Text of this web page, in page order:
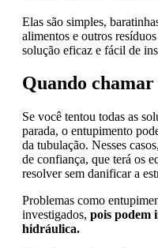
Elas são simples,
alimentos e outros
solução eficaz e fácil de
Quando
Se você tentou todas as
parada, o entupimento
da tubulação. Nesses
de confiança, que terá os
resolver sem danificar a
Problemas como
investigados, pois podem
hidráulica.